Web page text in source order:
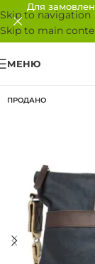
Skip to navigation
Skip to main
Для
МЕНЮ
ПРОДАНО